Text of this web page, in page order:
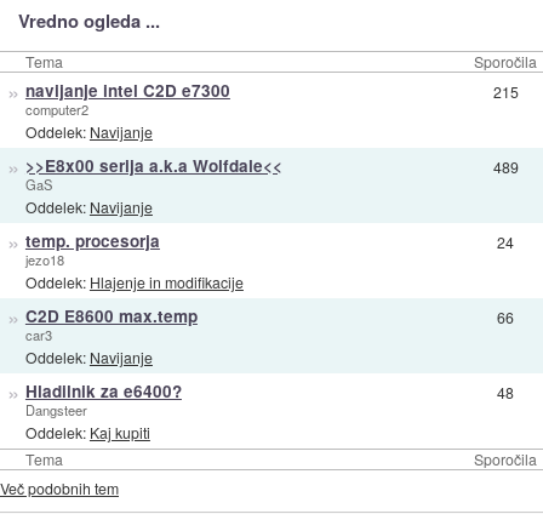
Vredno ogleda ...
Tema Sporočila
Tema Sporočila
» navijanje intel C2D e7300
computer2
Oddelek: Navijanje
215
» >>E8x00 serija a.k.a Wolfdale<<
GaS
Oddelek: Navijanje
489
» temp. procesorja
jezo18
Oddelek: Hlajenje in modifikacije
24
» C2D E8600 max.temp
car3
Oddelek: Navijanje
66
» Hladilnik za e6400?
Dangsteer
Oddelek: Kaj kupiti
48
Več podobnih tem